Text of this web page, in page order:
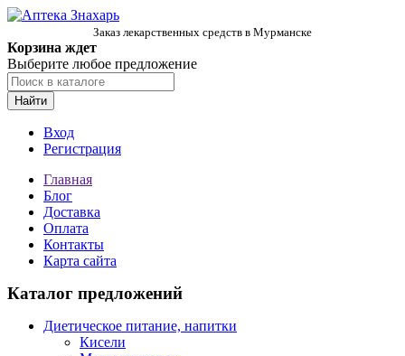
Заказ лекарственных средств в Мурманске
Корзина ждет
Выберите любое предложение
Найти
Вход
Регистрация
Главная
Блог
Доставка
Оплата
Контакты
Карта сайта
Каталог предложений
Диетическое питание, напитки
Кисели